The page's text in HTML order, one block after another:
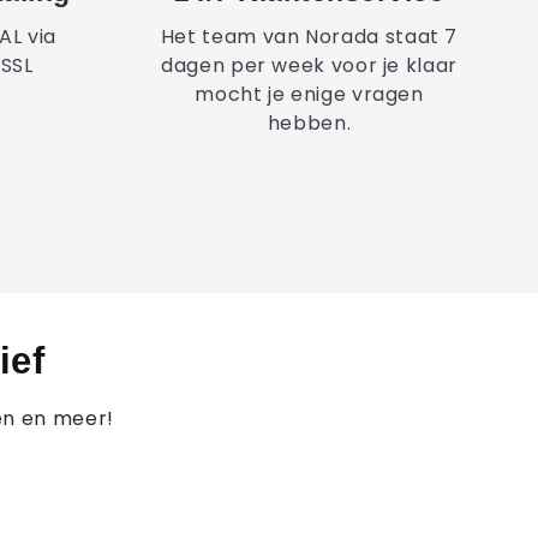
via
Het team van Norada staat 7
dagen per week voor je klaar
mocht je enige vragen
hebben.
en meer!